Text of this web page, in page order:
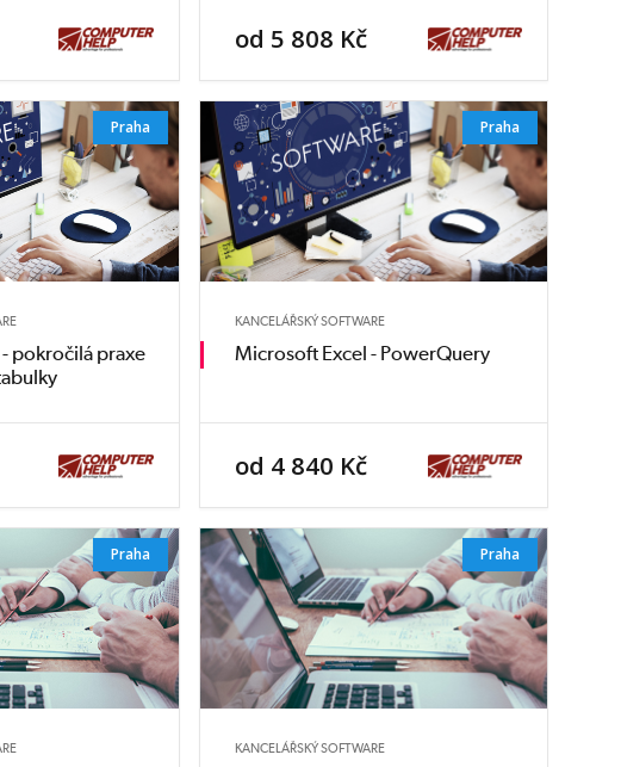
od 5 808 Kč
Praha
pokročilá praxe
Praha
KANCELÁŘSKÝ SOFTWARE
Microsoft Excel - PowerQuery
od 4 840 Kč
Praha Praha
KANCELÁŘSKÝ SOFTWARE